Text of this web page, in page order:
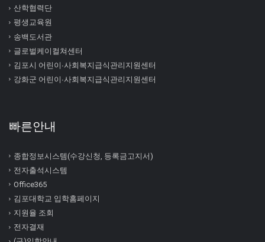
산학협력단
평생교육원
송백도서관
글로벌케이컬쳐센터
김포시 어린이∙사회복지급식관리지원센터
강화군 어린이∙사회복지급식관리지원센터
빠른안내
종합정보시스템(수강신청, 등록금고지서)
전자출석시스템
Office365
김포대학교 입학홈페이지
지원율 조회
전자결재